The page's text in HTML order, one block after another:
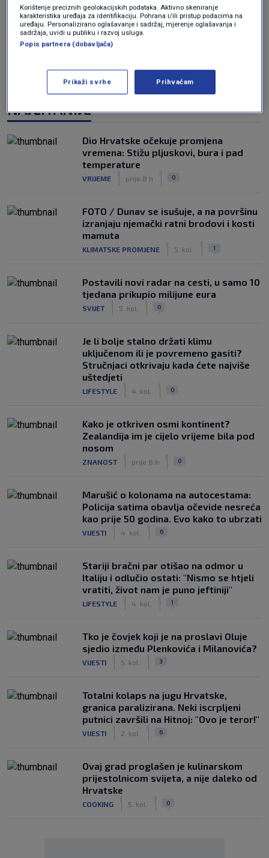
Oglas
NAJČITANIJE
Dio Hrvatske očekuje promjena
vremena: Stižu pljuskovi, bura i pad
temperature
VRIJEME prije 8 h 0
FOTO / Dunav se isušuje, a na površinu
izranjaju njemački ratni brodovi i kosti
mamuta
KLIMATSKE PROMJENE 5. kol. 1
Postavili novi radar na cesti, u samo 10
tjedana prikupio milijune eura
SVIJET 5. kol. 0
Je li bolje stalno držati klimu
uključenom ili je povremeno gasiti?
Stručnjaci otkrivaju kada ćete najviše
uštedjeti
LIFESTYLE 4. kol. 0
Kako je otkriven osmi kontinent?
Zealandija im je cijelo vrijeme bila pod
nosom
ZNANOST prije 8 h 0
Marušić o kolonama na autocestama:
Policija satima obavlja očevide nesreća
kao prije 50 godina. Evo kako to ubrzati
VIJESTI 4. kol. 6
Stariji bračni par otišao na odmor u
Italiju i odlučio ostati: "Nismo se htjeli
vratiti, život nam je puno jeftiniji"
LIFESTYLE 4. kol. 1
Tko je čovjek koji je na proslavi Oluje
sjedio između Plenkovića i Milanovića?
VIJESTI 5. kol. 3
Totalni kolaps na jugu Hrvatske,
granica paralizirana. Neki iscrpljeni
putnici završili na Hitnoj: "Ovo je teror!"
VIJESTI 2. kol. 6
Ovaj grad proglašen je kulinarskom
prijestolnicom svijeta, a nije daleko od
Hrvatske
COOKING 5. kol. 0
Korištenje preciznih geolokacijskih podataka. Aktivno skeniranje
karakteristika uređaja za identifikaciju. Pohrana i/ili pristup podacima na
uređaju. Personalizirano oglašavanje i sadržaj, mjerenje oglašavanja i
sadržaja, uvidi u publiku i razvoj usluga.
Popis partnera (dobavljača)
Prikaži svrhe Prihvaćam